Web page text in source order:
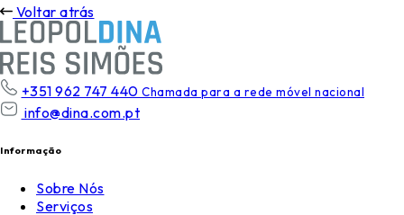
Voltar atrás
+351 962 747 440 Chamada para a rede móvel nacional
info@dina.com.pt
Informação
Sobre Nós
Serviços